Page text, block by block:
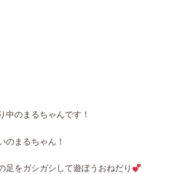
中のまるちゃんです！
のまるちゃん！
足をガシガシして遊ぼうおねだり